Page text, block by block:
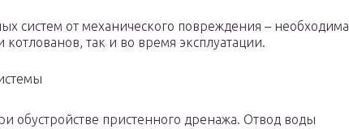
систем от механического повреждения – необходима
котлованов, так и во время эксплуатации.
обустройстве пристенного дренажа. Отвод воды